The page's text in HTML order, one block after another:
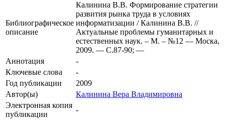
Библиографическое
описание
Калинина В.В. Формирование стратегии
развития рынка труда в условиях
информатизации / Калинина В.В. //
Актуальные проблемы гуманитарных и
естественных наук. – М. – №12 — Моска,
2009. — С.87-90; —
Аннотация
-
Ключевые cлова
-
Год публикации
2009
Автор(ы)
Калинина Вера Владимировна
Электронная копия
публикации
-